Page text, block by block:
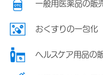
一般用医薬品の販
おくすりの一包化
ヘルスケア用品の